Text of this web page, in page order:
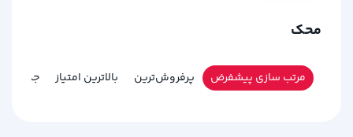
محک
مرتب سازی پیشفرض پرفروش‌ترین بالاترین امتیاز